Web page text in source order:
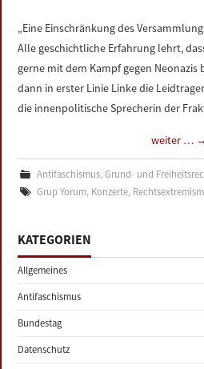
„Eine Einschränkung des
Alle geschichtliche Erfahrung lehrt,
gerne mit dem Kampf gegen
dann in erster Linie Linke die
die innenpolitische Sprecherin der
weiter … →
Antifaschismus, Grund- und
Grup Yorum, Konzerte,
KATEGORIEN
Allgemeines
Antifaschismus
Bundestag
Datenschutz